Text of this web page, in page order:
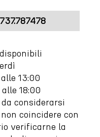
13:00
18:00
considerarsi
coincidere con
verificarne la